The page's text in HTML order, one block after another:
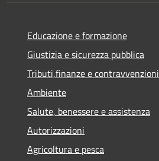
Educazione e formazione
Giustizia e sicurezza pubblica
Tributi,finanze e contravvenzioni
Ambiente
Salute, benessere e assistenza
Autorizzazioni
Agricoltura e pesca